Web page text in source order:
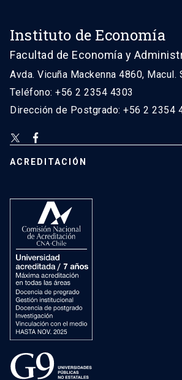
Instituto de Economía
Facultad de Economía y
Avda. Vicuña Mackenna 4860, Macul.
Teléfono: +56 2 2354 4303
Dirección de Postgrado: +56 2 2354
ACREDITACIÓN